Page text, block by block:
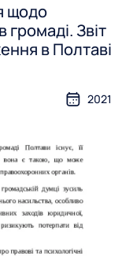
щодо
Звіт
в Полтаві
2021